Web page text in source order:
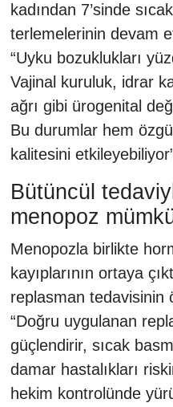
kadından 7’sinde
terlemelerinin devam
“Uyku bozuklukları
Vajinal kuruluk, idrar
ağrı gibi ürogenital
Bu durumlar hem
kalitesini
Bütüncül
menopoz
Menopozla birlikte
kayıplarının ortaya
replasman tedavisinin
“Doğru uygulanan
güçlendirir, sıcak
damar hastalıkları
hekim kontrolünde